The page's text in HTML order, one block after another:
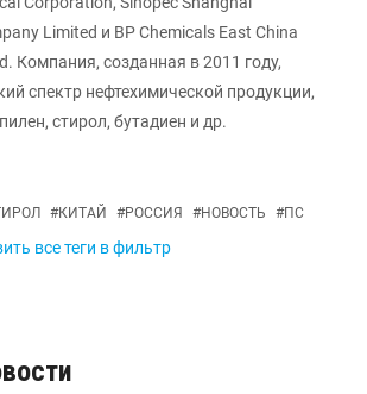
Limited и BP Chemicals East China
Компания, созданная в 2011 году,
спектр нефтехимической продукции,
стирол, бутадиен и др.
#КИТАЙ #РОССИЯ #НОВОСТЬ #ПС
все теги в фильтр